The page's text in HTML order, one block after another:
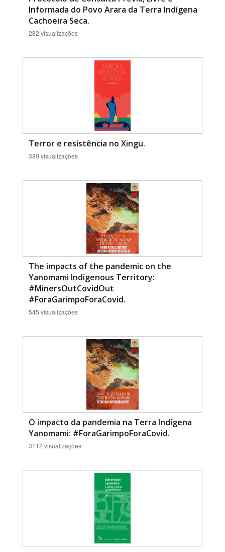
Informada do Povo Arara da Terra Indígena
Cachoeira Seca.
282 visualizações
Terror e resistência no Xingu.
380 visualizações
The impacts of the pandemic on the
Yanomami Indigenous Territory:
#MinersOutCovidOut
#ForaGarimpoForaCovid.
545 visualizações
O impacto da pandemia na Terra Indígena
Yanomami: #ForaGarimpoForaCovid.
3112 visualizações